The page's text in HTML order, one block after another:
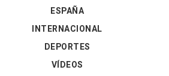
ESPAÑA
INTERNACIONAL
DEPORTES
VÍDEOS